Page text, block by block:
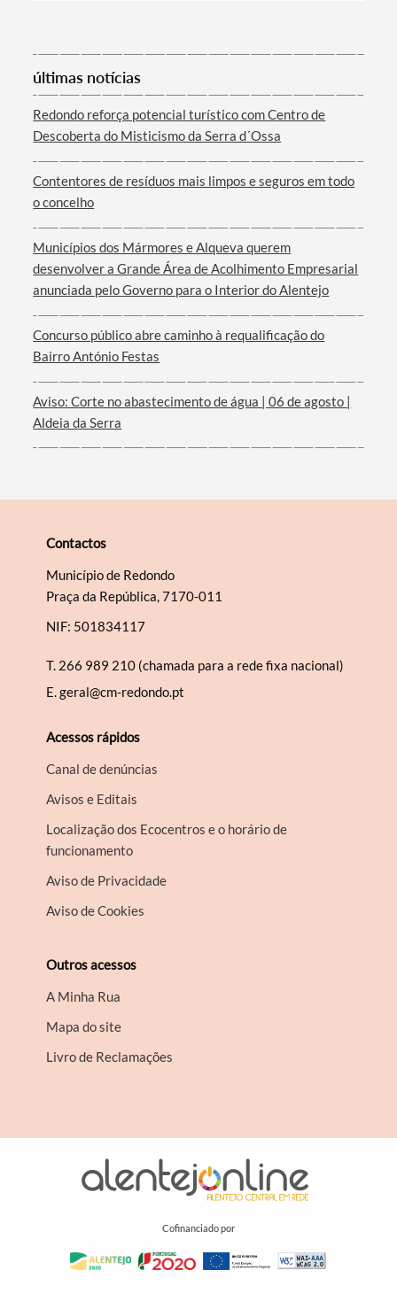
Termo de Pesquisa
Filtros
últimas notícias
Redondo reforça potencial turístico com Centro de
Descoberta do Misticismo da Serra d´Ossa
Contentores de resíduos mais limpos e seguros em todo
o concelho
Municípios dos Mármores e Alqueva querem
desenvolver a Grande Área de Acolhimento Empresarial
anunciada pelo Governo para o Interior do Alentejo
Concurso público abre caminho à requalificação do
Bairro António Festas
Aviso: Corte no abastecimento de água | 06 de agosto |
Aldeia da Serra
Contactos
Município de Redondo
Praça da República, 7170-011
NIF: 501834117
T. 266 989 210 (chamada para a rede fixa nacional)
E.geral@cm-redondo.pt
Acessos rápidos
Canal de denúncias
Avisos e Editais
Localização dos Ecocentros e o horário de
funcionamento
Aviso de Privacidade
Aviso de Cookies
Outros acessos
A Minha Rua
Mapa do site
Livro de Reclamações
Cofinanciado por